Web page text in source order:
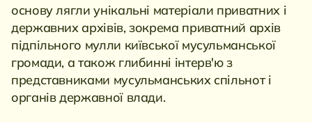
основу лягли унікальні матеріали приватних і
державних архівів, зокрема приватний архів
підпільного мулли київської мусульманської
громади, а також глибинні інтерв'ю з
представниками мусульманських спільнот і
органів державної влади.